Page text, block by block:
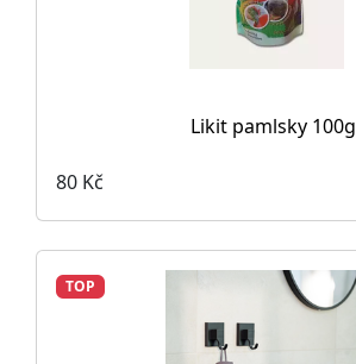
Likit pamlsky 100g
80 Kč
TOP